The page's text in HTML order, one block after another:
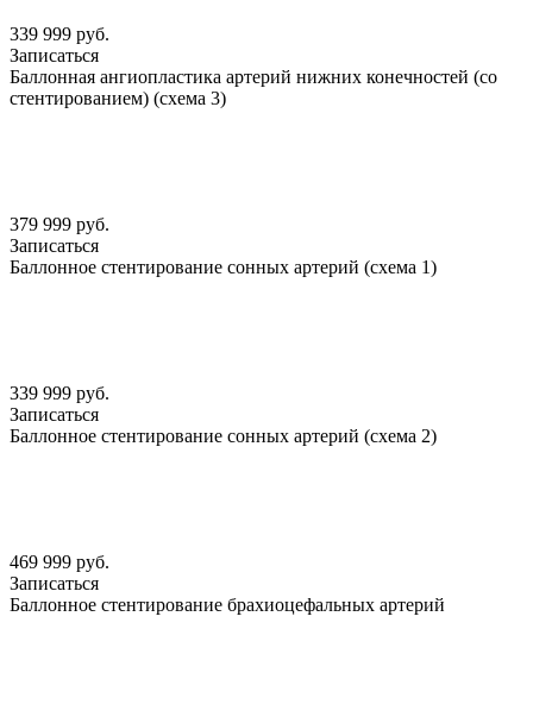
339 999 руб.
Записаться
Баллонная ангиопластика артерий нижних конечностей (со
стентированием) (схема 3)
379 999 руб.
Записаться
Баллонное стентирование сонных артерий (схема 1)
339 999 руб.
Записаться
Баллонное стентирование сонных артерий (схема 2)
469 999 руб.
Записаться
Баллонное стентирование брахиоцефальных артерий